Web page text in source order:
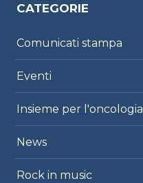
CATEGORIE
Comunicati stampa
Eventi
Insieme per l'oncologia
News
Rock in music